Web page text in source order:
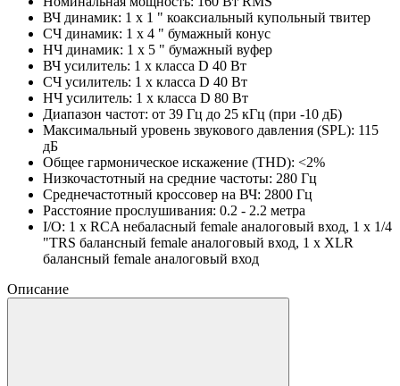
ВЧ динамик: 1 х 1 " коаксиальный купольный твитер
СЧ динамик: 1 x 4 " бумажный конус
НЧ динамик: 1 х 5 " бумажный вуфер
ВЧ усилитель: 1 х класса D 40 Вт
СЧ усилитель: 1 х класса D 40 Вт
НЧ усилитель: 1 х класса D 80 Вт
Диапазон частот: от 39 Гц до 25 кГц (при -10 дБ)
Максимальный уровень звукового давления (SPL): 115
дБ
Общее гармоническое искажение (THD): <2%
Низкочастотный на средние частоты: 280 Гц
Среднечастотный кроссовер на ВЧ: 2800 Гц
Расстояние прослушивания: 0.2 - 2.2 метра
I/O: 1 x RCA небаласный female аналоговый вход, 1 х 1/4
"TRS балансный female аналоговый вход, 1 x XLR
балансный female аналоговый вход
Описание